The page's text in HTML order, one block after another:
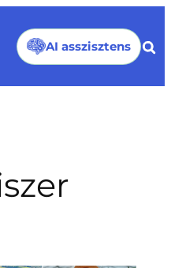
AI asszisztens